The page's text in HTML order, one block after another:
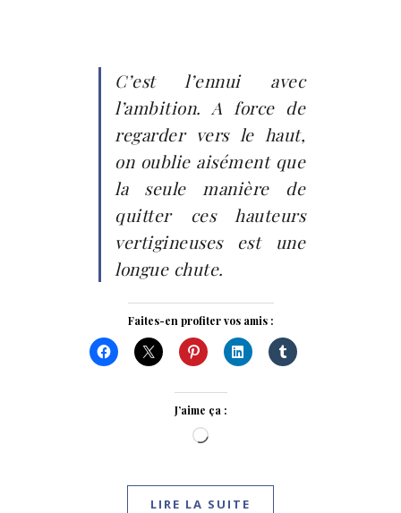
C’est l’ennui avec
l’ambition. A force de
regarder vers le haut,
on oublie aisément que
la seule manière de
quitter ces hauteurs
vertigineuses est une
longue chute.
Faites-en profiter vos amis :
J’aime ça :
Chargement…
LIRE LA SUITE